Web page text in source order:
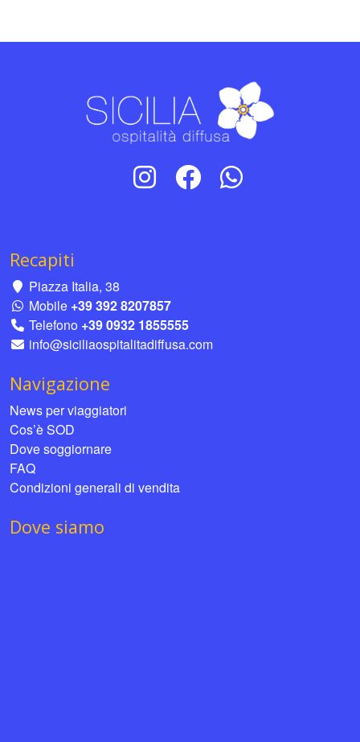
Recapiti
Piazza Italia, 38
Mobile +39 392 8207857
Telefono +39 0932 1855555
info@siciliaospitalitadiffusa.com
Navigazione
News per viaggiatori
Cos’è SOD
Dove soggiornare
FAQ
Condizioni generali di vendita
Dove siamo